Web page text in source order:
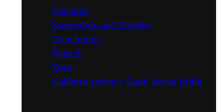
Priestory
Koncertná sieň Klarisky
Dom hudby
Biela 6
Zora
Kultúrna scéna v Sade Janka Kráľa